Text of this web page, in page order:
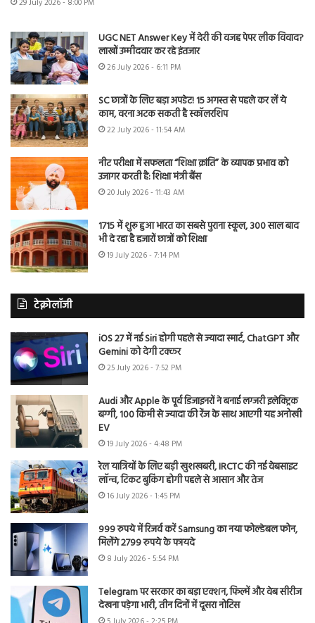
29 July 2026 - 8:00 PM
UGC NET Answer Key में देरी की वजह पेपर लीक विवाद?
लाखों उम्मीदवार कर रहे इंतजार
26 July 2026 - 6:11 PM
SC छात्रों के लिए बड़ा अपडेट! 15 अगस्त से पहले कर लें ये
काम, वरना अटक सकती है स्कॉलरशिप
22 July 2026 - 11:54 AM
नीट परीक्षा में सफलता “शिक्षा क्रांति” के व्यापक प्रभाव को
उजागर करती है: शिक्षा मंत्री बैंस
20 July 2026 - 11:43 AM
1715 में शुरू हुआ भारत का सबसे पुराना स्कूल, 300 साल बाद
भी दे रहा है हजारों छात्रों को शिक्षा
19 July 2026 - 7:14 PM
टेक्नोलॉजी
iOS 27 में नई Siri होगी पहले से ज्यादा स्मार्ट, ChatGPT और
Gemini को देगी टक्कर
25 July 2026 - 7:52 PM
Audi और Apple के पूर्व डिजाइनरों ने बनाई लग्जरी इलेक्ट्रिक
बग्गी, 100 किमी से ज्यादा की रेंज के साथ आएगी यह अनोखी
EV
19 July 2026 - 4:48 PM
रेल यात्रियों के लिए बड़ी खुशखबरी, IRCTC की नई वेबसाइट
लॉन्च, टिकट बुकिंग होगी पहले से आसान और तेज
16 July 2026 - 1:45 PM
999 रुपये में रिजर्व करें Samsung का नया फोल्डेबल फोन,
मिलेंगे 2799 रुपये के फायदे
8 July 2026 - 5:54 PM
Telegram पर सरकार का बड़ा एक्शन, फिल्में और वेब सीरीज
देखना पड़ेगा भारी, तीन दिनों में दूसरा नोटिस